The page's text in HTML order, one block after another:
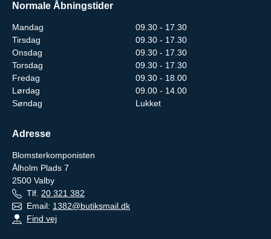
Normale Åbningstider
Mandag
09.30 - 17.30
Tirsdag
09.30 - 17.30
Onsdag
09.30 - 17.30
Torsdag
09.30 - 17.30
Fredag
09.30 - 18.00
Lørdag
09.00 - 14.00
Søndag
Lukket
Adresse
Blomsterkomponisten
Ålholm Plads 7
2500 Valby
Tlf. 20 321 382
Email: 1382@butiksmail.dk
Find vej